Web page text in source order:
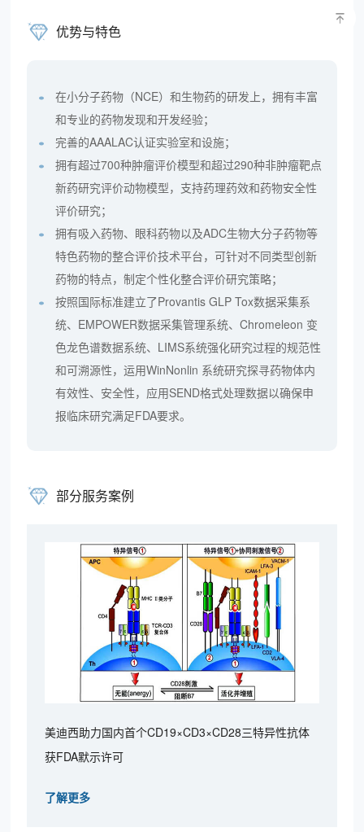
优势与特色
在小分子药物（NCE）和生物药的研发上，拥有丰富
和专业的药物发现和开发经验；
完善的AAALAC认证实验室和设施；
拥有超过700种肿瘤评价模型和超过290种非肿瘤靶点
新药研究评价动物模型，支持药理药效和药物安全性
评价研究；
拥有吸入药物、眼科药物以及ADC生物大分子药物等
特色药物的整合评价技术平台，可针对不同类型创新
药物的特点，制定个性化整合评价研究策略；
按照国际标准建立了Provantis GLP Tox数据采集系
统、EMPOWER数据采集管理系统、Chromeleon 变
色龙色谱数据系统、LIMS系统强化研究过程的规范性
和可溯源性，运用WinNonlin 系统研究探寻药物体内
有效性、安全性，应用SEND格式处理数据以确保申
报临床研究满足FDA要求。
部分服务案例
美迪西助力国内首个CD19×CD3×CD28三特异性抗体
获FDA默示许可
了解更多